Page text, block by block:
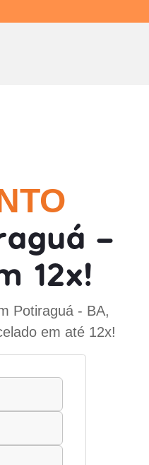
-
12x!
Potiraguá - BA,
em até 12x!